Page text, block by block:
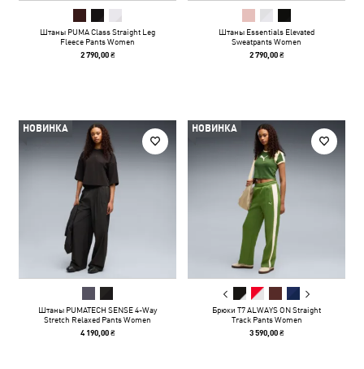
Штаны PUMA Class Straight Leg
Fleece Pants Women
2 790,00 ₴
Штаны Essentials Elevated
Sweatpants Women
2 790,00 ₴
НОВИНКА
Штаны PUMATECH SENSE 4-Way
Stretch Relaxed Pants Women
4 190,00 ₴
НОВИНКА
Брюки T7 ALWAYS ON Straight
Track Pants Women
3 590,00 ₴